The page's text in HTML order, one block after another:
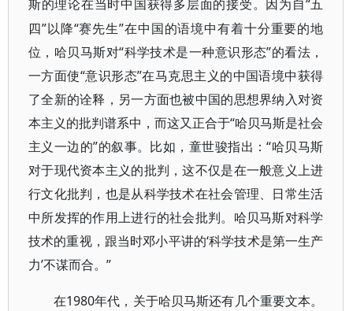
斯的理论在当时中国获得多层面的接受。因为自“五
四”以降“赛先生”在中国的语境中有着十分重要的地
位，哈贝马斯对“科学技术是一种意识形态”的看法，
一方面使“意识形态”在马克思主义的中国语境中获得
了全新的诠释，另一方面也被中国的思想界纳入对资
本主义的批判谱系中，而这又正合于“哈贝马斯是社会
主义一边的”的叙事。比如，童世骏指出：“哈贝马斯
对于现代资本主义的批判，这不仅是在一般意义上进
行文化批判，也是从科学技术在社会管理、日常生活
中所发挥的作用上进行的社会批判。哈贝马斯对科学
技术的重视，跟当时邓小平讲的‘科学技术是第一生产
力’不谋而合。”
在1980年代，关于哈贝马斯还有几个重要文本。